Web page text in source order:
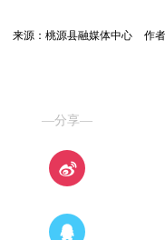
来源：桃源县融媒体中心 作
—分享—